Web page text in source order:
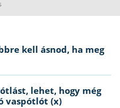
kell ásnod, ha meg
lehet, hogy még
vaspótlót (x)